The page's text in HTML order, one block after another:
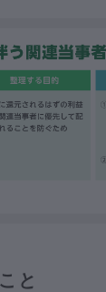
示
規定
の開示
と